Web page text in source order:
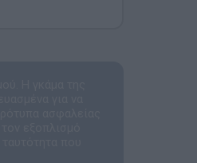
Η γκάμα της
για να
εξοπλισμό
που